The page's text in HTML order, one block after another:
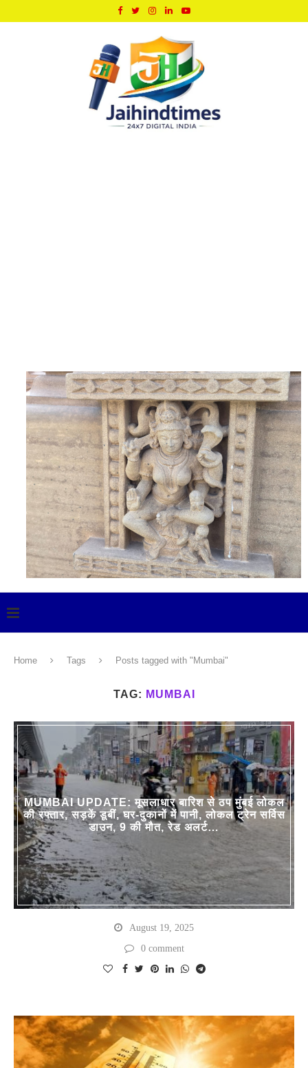
Home Tags Posts tagged with "Mumbai"
TAG: MUMBAI
MUMBAI UPDATE: मूसलाधार बारिश से ठप मुंबई लोकल
की रफ्तार, सड़कें डूबीं, घर-दुकानों में पानी, लोकल ट्रेन सर्विस
डाउन, 9 की मौत, रेड अलर्ट…
August 19, 2025
0 comment